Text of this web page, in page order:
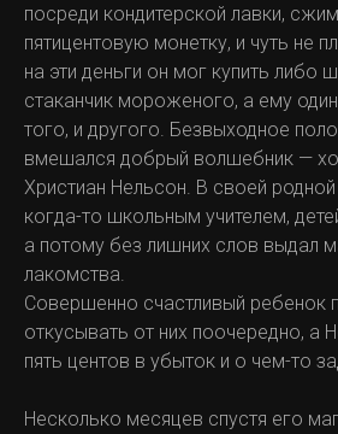
посреди кондитерской лавки,
пятицентовую монетку, и чуть не
на эти деньги он мог купить либо
стаканчик мороженого, а ему
того, и другого. Безвыходное
вмешался добрый волшебник —
Христиан Нельсон. В своей
когда-то школьным учителем,
а потому без лишних слов выдал
лакомства.
Совершенно счастливый ребенок
откусывать от них поочередно, а
пять центов в убыток и о чем-то
Несколько месяцев спустя его